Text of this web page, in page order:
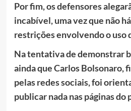
Por fim, os defensores
incabível, uma vez que não
restrições envolvendo o uso
Na tentativa de demonstrar
ainda que Carlos Bolsonaro,
pelas redes sociais, foi
publicar nada nas páginas do